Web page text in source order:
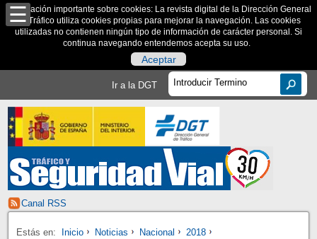
Información importante sobre cookies: La revista digital de la Dirección General
de Tráfico utiliza cookies propias para mejorar la navegación. Las cookies
utilizadas no contienen ningún tipo de información de carácter personal. Si
continua navegando entendemos acepta su uso.
Aceptar
Ir a la DGT
Canal RSS
Estás en: Inicio Noticias Nacional
2018